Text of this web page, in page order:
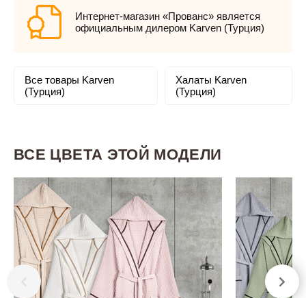
Интернет-магазин «Прованс» является
официальным дилером Karven (Турция)
Все товары Karven
(Турция)
Халаты Karven
(Турция)
ВСЕ ЦВЕТА ЭТОЙ МОДЕЛИ